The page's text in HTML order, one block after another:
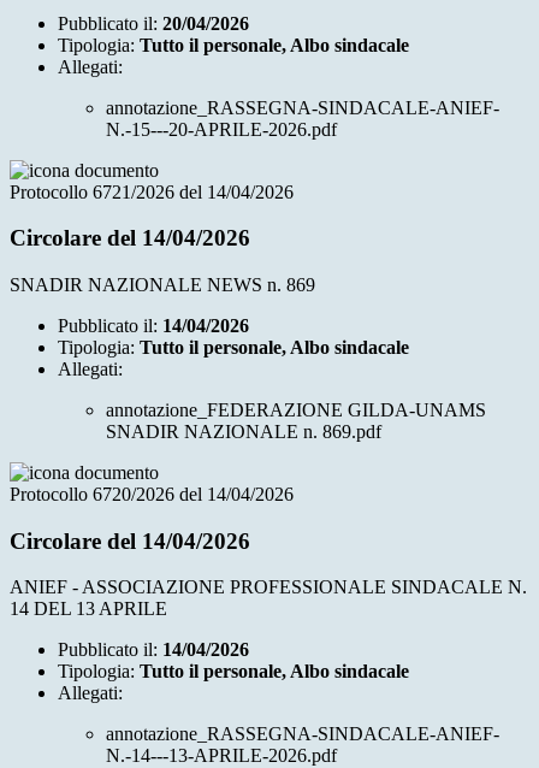
Pubblicato il: 20/04/2026
Tipologia: Tutto il personale, Albo sindacale
Allegati:
annotazione_RASSEGNA-SINDACALE-ANIEF-
N.-15---20-APRILE-2026.pdf
Protocollo 6721/2026 del 14/04/2026
Circolare del 14/04/2026
SNADIR NAZIONALE NEWS n. 869
Pubblicato il: 14/04/2026
Tipologia: Tutto il personale, Albo sindacale
Allegati:
annotazione_FEDERAZIONE GILDA-UNAMS
SNADIR NAZIONALE n. 869.pdf
Protocollo 6720/2026 del 14/04/2026
Circolare del 14/04/2026
ANIEF - ASSOCIAZIONE PROFESSIONALE SINDACALE N.
14 DEL 13 APRILE
Pubblicato il: 14/04/2026
Tipologia: Tutto il personale, Albo sindacale
Allegati:
annotazione_RASSEGNA-SINDACALE-ANIEF-
N.-14---13-APRILE-2026.pdf